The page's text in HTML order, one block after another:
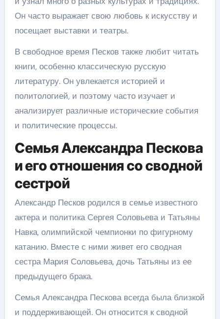
Он часто выражает свою любовь к искусству и
посещает выставки и театры.
В свободное время Песков также любит читать
книги, особенно классическую русскую
литературу. Он увлекается историей и
политологией, и поэтому часто изучает и
анализирует различные исторические события
и политические процессы.
Семья Александра Пескова
и его отношения со сводной
сестрой
Александр Песков родился в семье известного
актера и политика Сергея Соловьева и Татьяны
Навка, олимпийской чемпионки по фигурному
катанию. Вместе с ними живет его сводная
сестра Мария Соловьева, дочь Татьяны из ее
предыдущего брака.
Семья Александра Пескова всегда была близкой
и поддерживающей. Он относится к сводной